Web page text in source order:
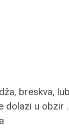
breskva,
dolazi u obzir